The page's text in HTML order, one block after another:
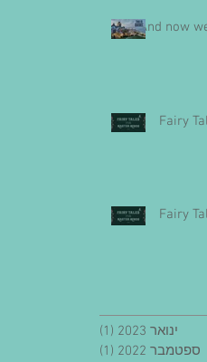
And now
Fairy
Fairy
ינואר 2023 (1)
ספטמבר 2022
(1)